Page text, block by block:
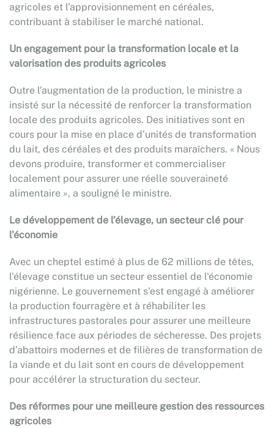
agricoles et l’approvisionnement en céréales,
contribuant à stabiliser le marché national.
Un engagement pour la transformation locale et la
valorisation des produits agricoles
Outre l’augmentation de la production, le ministre a
insisté sur la nécessité de renforcer la transformation
locale des produits agricoles. Des initiatives sont en
cours pour la mise en place d’unités de transformation
du lait, des céréales et des produits maraîchers. « Nous
devons produire, transformer et commercialiser
localement pour assurer une réelle souveraineté
alimentaire », a souligné le ministre.
Le développement de l’élevage, un secteur clé pour
l'économie
Avec un cheptel estimé à plus de 62 millions de têtes,
l'élevage constitue un secteur essentiel de l'économie
nigérienne. Le gouvernement s'est engagé à améliorer
la production fourragère et à réhabiliter les
infrastructures pastorales pour assurer une meilleure
résilience face aux périodes de sécheresse. Des projets
d’abattoirs modernes et de filières de transformation de
la viande et du lait sont en cours de développement
pour accélérer la structuration du secteur.
Des réformes pour une meilleure gestion des ressources
agricoles